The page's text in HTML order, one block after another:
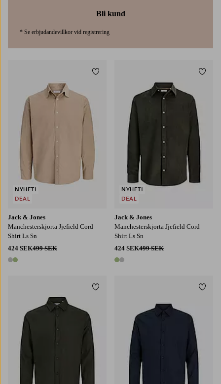
Bli kund
* Se erbjudandevillkor vid registrering
Jack & Jones
Manchesterskjorta Jjefield Cord
Shirt Ls Sn
424 SEK499 SEK
2 färger
NYHET!
DEAL
Lägg till i favoriter
Jack & Jones
Manchesterskjorta Jjefield Cord
Shirt Ls Sn
424 SEK499 SEK
2 färger
NYHET!
DEAL
2XL
Lägg till i favoriter
2XL